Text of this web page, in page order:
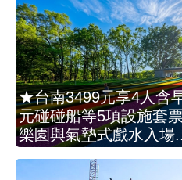
★台南3499元享4人含
元碰碰船等5項設施套
樂園與氣墊式戲水入場